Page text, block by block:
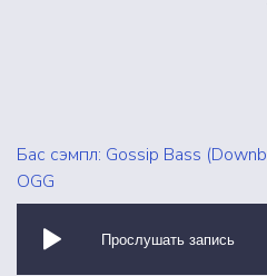
Бас сэмпл: Gossip Bass
OGG
Прослушать запись